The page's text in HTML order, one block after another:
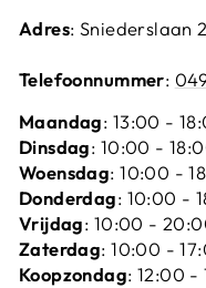
Adres: Sniederslaan
Telefoonnummer:
Maandag: 13:00 -
Dinsdag: 10:00 -
Woensdag: 10:00 -
Donderdag: 10:00 -
Vrijdag: 10:00 -
Zaterdag: 10:00 -
Koopzondag: 12:00 -